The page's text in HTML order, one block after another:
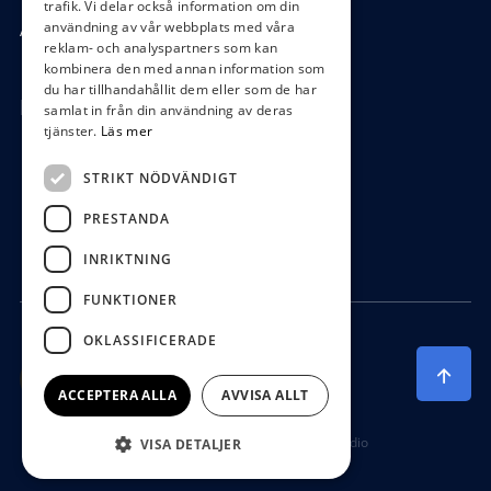
Ångra köp
Hör av dig
0472-104 80
boys@waterboys.se
Ekebogatan 15, 342 30 Alvesta
Producerad av Gota Media Brand Studio
trafik. Vi delar också information om din
användning av vår webbplats med våra
reklam- och analyspartners som kan
kombinera den med annan information som
du har tillhandahållit dem eller som de har
samlat in från din användning av deras
tjänster. Läs mer
STRIKT NÖDVÄNDIGT
PRESTANDA
INRIKTNING
FUNKTIONER
OKLASSIFICERADE
ACCEPTERA ALLA AVVISA ALLT
VISA DETALJER